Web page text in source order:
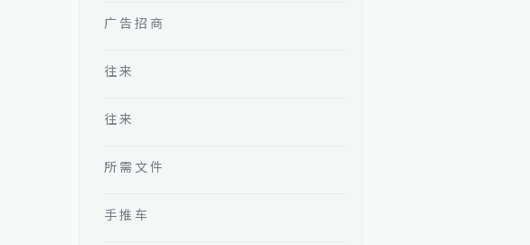
广告招商
往来
往来
所需文件
手推车